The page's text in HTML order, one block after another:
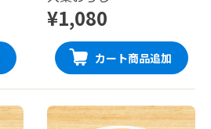
¥1,080
カート商品追加